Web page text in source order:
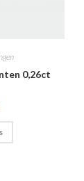
0,26ct